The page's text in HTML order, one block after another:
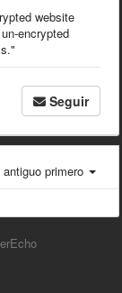
website
encrypted
Seguir
antiguo primero